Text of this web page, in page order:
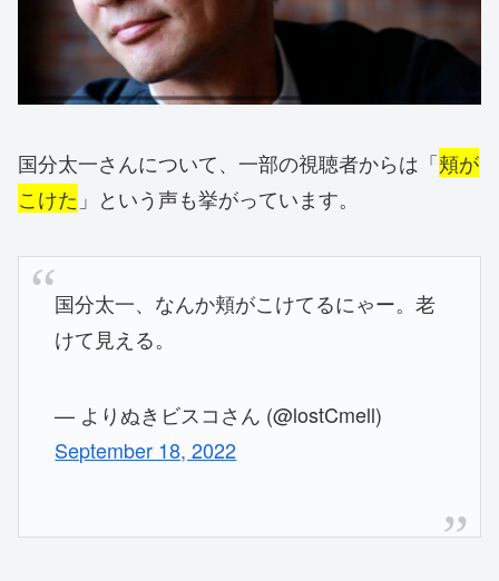
国分太一さんについて、一部の視聴者からは「頬が
こけた 」という声も挙がっています。
国分太一、なんか頬がこけてるにゃー。老
けて見える。
— よりぬきビスコさん (@lostCmell)
September 18, 2022